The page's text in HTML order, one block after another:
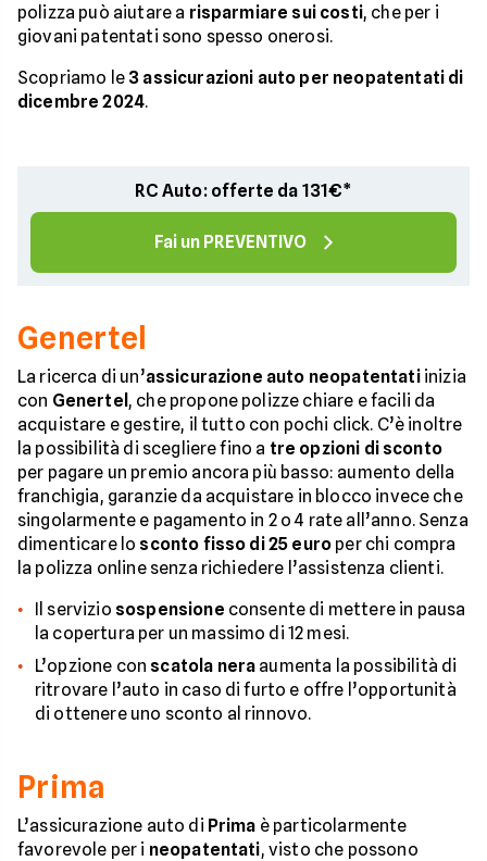
polizza può aiutare a risparmiare sui costi, che per i
giovani patentati sono spesso onerosi.
Scopriamo le 3 assicurazioni auto per neopatentati di
dicembre 2024.
RC Auto: offerte da 131€*
Fai un PREVENTIVO
Genertel
La ricerca di un’assicurazione auto neopatentatiinizia
con Genertel , che propone polizze chiare e facili da
acquistare e gestire, il tutto con pochi click. C’è inoltre
la possibilità di scegliere fino a tre opzioni di sconto
per pagare un premio ancora più basso: aumento della
franchigia, garanzie da acquistare in blocco invece che
singolarmente e pagamento in 2 o 4 rate all’anno. Senza
dimenticare lo sconto fisso di 25 euro per chi compra
la polizza online senza richiedere l’assistenza clienti.
Il servizio sospensione consente di mettere in pausa
la copertura per un massimo di 12 mesi.
L’opzione con scatola nera aumenta la possibilità di
ritrovare l’auto in caso di furto e offre l’opportunità
di ottenere uno sconto al rinnovo.
Prima
L’assicurazione auto di Prima è particolarmente
favorevole per i neopatentati, visto che possono